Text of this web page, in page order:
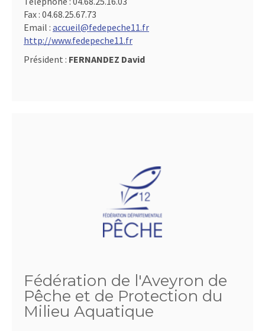
Fax : 04.68.25.67.73
Email : accueil@fedepeche11.fr
http://www.fedepeche11.fr
Président : FERNANDEZ David
Fédération de l'Aveyron de
Pêche et de Protection du
Milieu Aquatique